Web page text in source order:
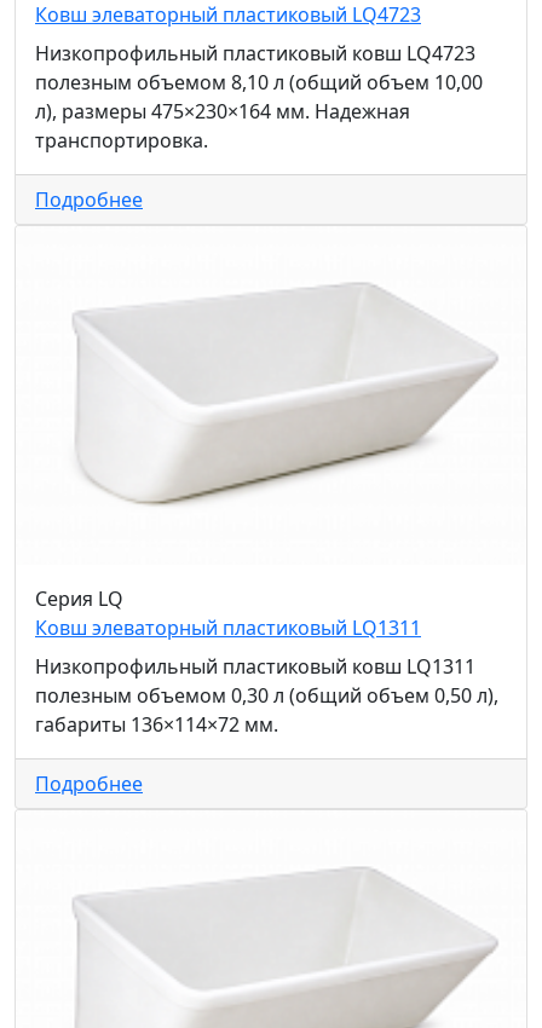
Ковш элеваторный пластиковый LQ4723
Низкопрофильный пластиковый ковш LQ4723
полезным объемом 8,10 л (общий объем 10,00
л), размеры 475×230×164 мм. Надежная
транспортировка.
Подробнее
Серия LQ
Ковш элеваторный пластиковый LQ1311
Низкопрофильный пластиковый ковш LQ1311
полезным объемом 0,30 л (общий объем 0,50 л),
габариты 136×114×72 мм.
Подробнее